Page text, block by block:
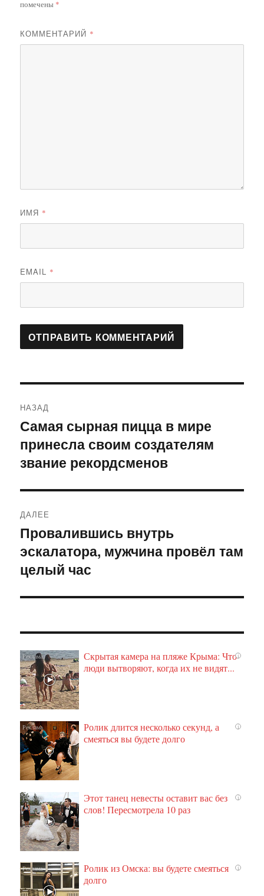
помечены *
КОММЕНТАРИЙ *
ИМЯ *
EMAIL *
по
записям
НАЗАД
Предыдущая
запись:
Самая сырная пицца в мире
принесла своим создателям
звание рекордсменов
ДАЛЕЕ
Следующая
запись:
Провалившись внутрь
эскалатора, мужчина провёл там
целый час
i
Скрытая камера на пляже Крыма: Что
люди вытворяют, когда их не видят...
i
Ролик длится несколько секунд, а
смеяться вы будете долго
i
Этот танец невесты оставит вас без
слов! Пересмотрела 10 раз
i
Ролик из Омска: вы будете смеяться
долго